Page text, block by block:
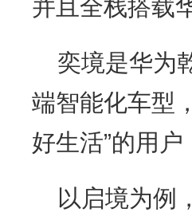
并且全栈搭载
奕境是华为
端智能化车型
好生活”的用
以启境为例